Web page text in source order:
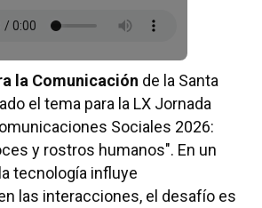
la Comunicación de la Santa
el tema para la LX Jornada
Sociales 2026:
y rostros humanos". En un
tecnología influye
las interacciones, el desafío es